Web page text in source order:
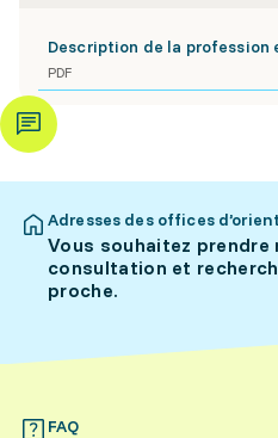
Description de la profession
PDF
Adresses des offices
Vous souhaitez prendre
consultation et
proche.
FAQ